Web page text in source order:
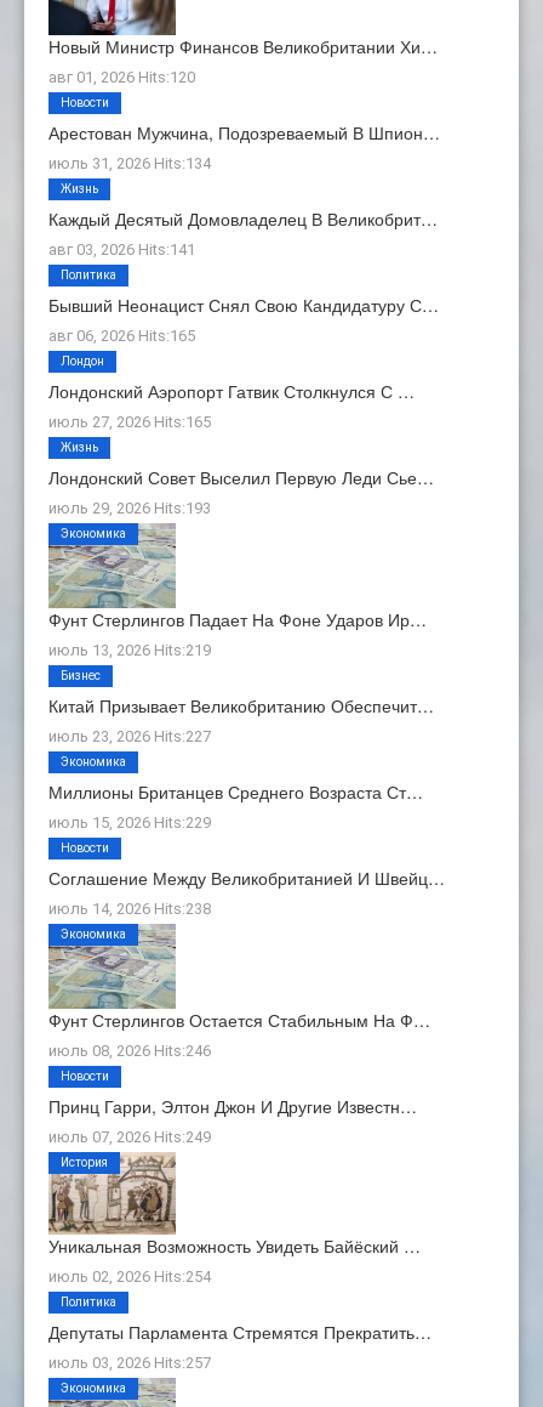
Новый Министр Финансов Великобритании Хи…
авг 01, 2026 Hits:120
Арестован Мужчина, Подозреваемый В Шпион…
июль 31, 2026 Hits:134
Новости
Каждый Десятый Домовладелец В Великобрит…
авг 03, 2026 Hits:141
Жизнь
Бывший Неонацист Снял Свою Кандидатуру С…
авг 06, 2026 Hits:165
Политика
Лондонский Аэропорт Гатвик Столкнулся С …
июль 27, 2026 Hits:165
Лондон
Лондонский Совет Выселил Первую Леди Сье…
июль 29, 2026 Hits:193
Жизнь
Фунт Стерлингов Падает На Фоне Ударов Ир…
июль 13, 2026 Hits:219
Экономика
Китай Призывает Великобританию Обеспечит…
июль 23, 2026 Hits:227
Бизнес
Миллионы Британцев Среднего Возраста Ст…
июль 15, 2026 Hits:229
Экономика
Соглашение Между Великобританией И Швейц…
июль 14, 2026 Hits:238
Новости
Фунт Стерлингов Остается Стабильным На Ф…
июль 08, 2026 Hits:246
Экономика
Принц Гарри, Элтон Джон И Другие Известн…
июль 07, 2026 Hits:249
Новости
Уникальная Возможность Увидеть Байёский …
июль 02, 2026 Hits:254
История
Депутаты Парламента Стремятся Прекратить…
июль 03, 2026 Hits:257
Политика
Экономика